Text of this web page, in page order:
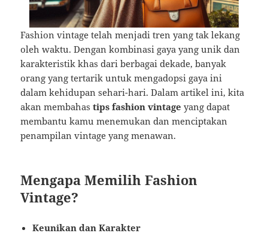
Fashion vintage telah menjadi tren yang tak lekang
oleh waktu. Dengan kombinasi gaya yang unik dan
karakteristik khas dari berbagai dekade, banyak
orang yang tertarik untuk mengadopsi gaya ini
dalam kehidupan sehari-hari. Dalam artikel ini, kita
akan membahastips fashion vintage yang dapat
membantu kamu menemukan dan menciptakan
penampilan vintage yang menawan.
Mengapa Memilih Fashion
Vintage?
Keunikan dan Karakter